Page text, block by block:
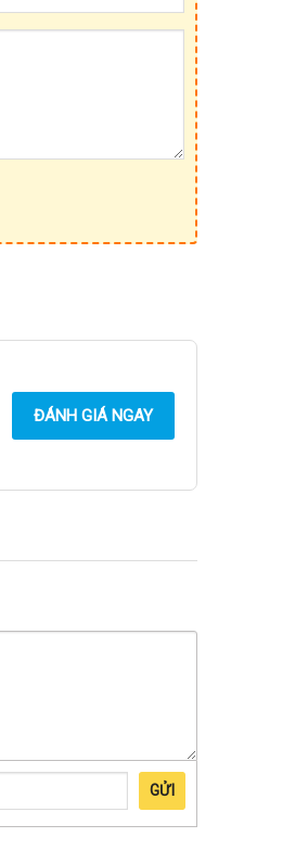
ĐÁNH GIÁ NGAY
GỬI